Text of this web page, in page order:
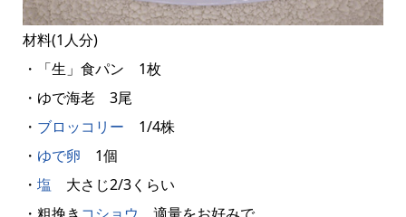
材料(1人分)
・「生」食パン 1枚
・ゆで海老 3尾
・ ブロッコリー 1/4株
・ ゆで卵 1個
・ 塩 大さじ2/3くらい